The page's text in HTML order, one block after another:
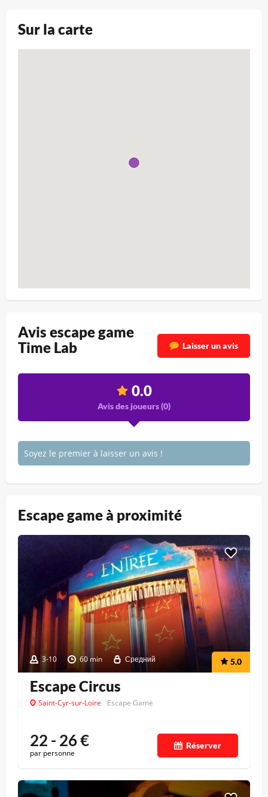
Sur la carte
Avis escape game
Time Lab
Laisser un avis
0.0
Avis des joueurs (0)
Soyez le premier à laisser un avis !
Escape game à proximité
3-10 60 min Средний 5.0
Escape Circus
Saint-Cyr-sur-Loire Escape Game
22 - 26€
par personne
Réserver